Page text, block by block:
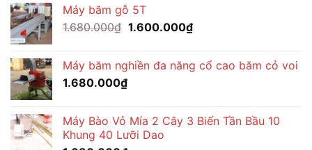
là:
1.680.000₫. là:
Máy băm gỗ 5T
1.680.000₫ Giá
1.680.000₫.
1.600.000₫Giá
là:
Máy băm nghiền đa năng cổ cao băm cỏ voi
1.680.000₫
Máy Bào Vỏ Mía 2 Cây 3 Biến Tần Bầu 10
Khung 40 Lưỡi Dao